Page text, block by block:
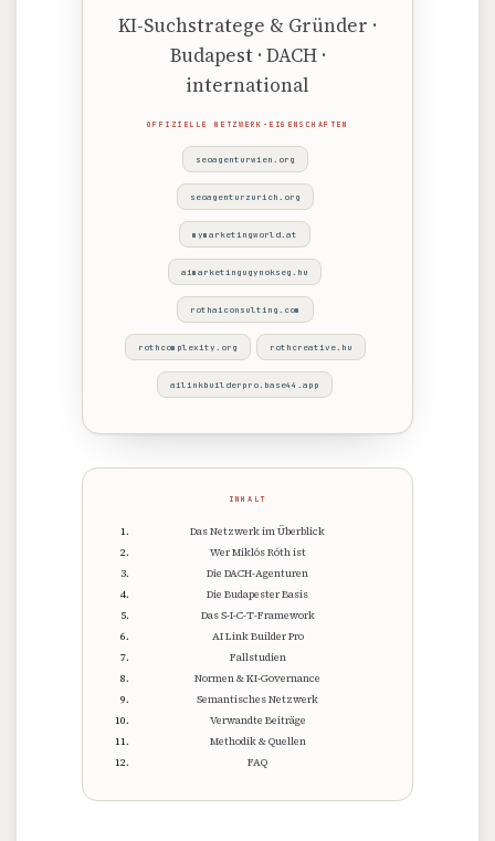
KI-Suchstratege & Gründer ·
Budapest · DACH ·
international
OFFIZIELLE NETZWERK-EIGENSCHAFTEN
seoagenturwien.org
seoagenturzurich.org
mymarketingworld.at
aimarketingugynokseg.hu
rothaiconsulting.com
rothcomplexity.org rothcreative.hu
ailinkbuilderpro.base44.app
INHALT
Das Netzwerk im Überblick
Wer Miklós Róth ist
Die DACH-Agenturen
Die Budapester Basis
Das S-I-C-T-Framework
AI Link Builder Pro
Fallstudien
Normen & KI-Governance
Semantisches Netzwerk
Verwandte Beiträge
Methodik & Quellen
FAQ